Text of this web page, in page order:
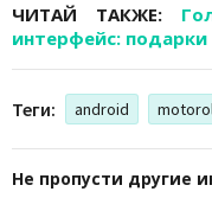
ЧИТАЙ ТАКЖЕ:
интерфейс: подарки
Теги: android
Не пропусти другие